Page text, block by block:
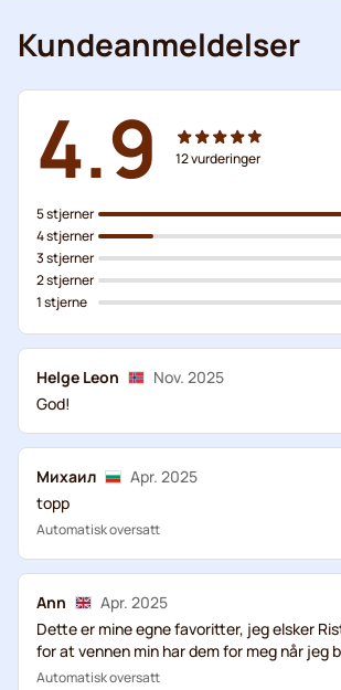
Kundeanmeldelser
4.9 12vurderinger
5 stjerner
4 stjerner
3 stjerner
2 stjerner
1 stjerne
Helge Leon
Nov. 2025
God!
Михаил
Apr. 2025
topp
Automatisk oversatt
Ann
Apr. 2025
Dette er mine egne favoritter, jeg elsker
for at vennen min har dem for meg når jeg
Automatisk oversatt